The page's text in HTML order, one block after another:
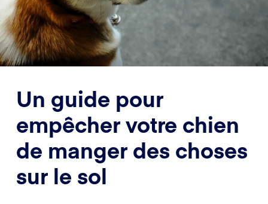
Un guide pour
empêcher votre chien
de manger des choses
sur le sol